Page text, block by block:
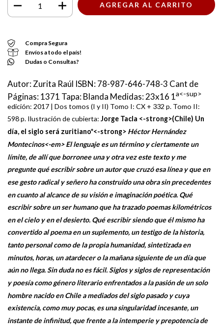
Compra Segura
Envíos a todo el país!
Dudas o Consultas?
Autor: Zurita Raúl ISBN: 78-987-646-748-3 Cant de
Páginas: 1371 Tapa: Blanda Medidas: 23x16 1a<-sup>
edición: 2017 | Dos tomos (I y II) Tomo I: CX + 332 p. Tomo II:
598 p. Ilustración de cubierta: Jorge Tacla <-strong>(Chile) Un
día, el siglo será zuritiano*<-strong> Héctor Hernández
Montecinos<-em> El lenguaje es un término y ciertamente un
límite, de allí que borronee una y otra vez este texto y me
pregunte qué escribir sobre un autor que cruzó esa línea y que en
ese gesto radical y señero ha construido una obra sin precedentes
en cuanto al alcance de su visión e imaginación poética. Qué
escribir sobre un ser humano que ha trazado poemas kilométricos
en el cielo y en el desierto. Qué escribir siendo que él mismo ha
convertido al poema en un suplemento, un testigo de la historia,
tanto personal como de la propia humanidad, sintetizada en
minutos, horas, un atardecer o la mañana siguiente de un día que
aún no llega. Sin duda no es fácil. Siglos y siglos de representación
y poesía como género literario enfrentados a la pasión de un solo
hombre nacido en Chile a mediados del siglo pasado y cuya
existencia, como muy pocas, es una singularidad incesante, un
instante de infinitud, que frente a la intemperie y prepotencia de